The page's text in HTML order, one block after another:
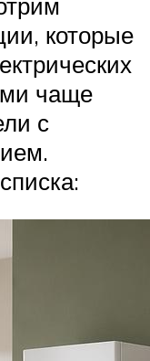
которые
чаще
с